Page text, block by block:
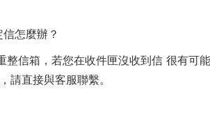
怎麼辦？
信箱，若您在收件匣沒收到信 很有可
請直接與客服聯繫。